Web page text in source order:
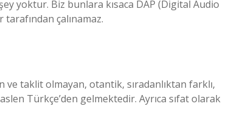
yoktur. Biz bunlara kısaca DAP (Digital Audio
tarafından çalınamaz.
taklit olmayan, otantik, sıradanlıktan farklı,
Türkçe’den gelmektedir. Ayrıca sıfat olarak